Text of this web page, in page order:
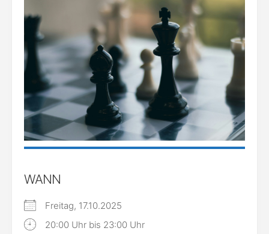
WANN
Freitag, 17.10.2025
20:00 Uhr bis 23:00 Uhr